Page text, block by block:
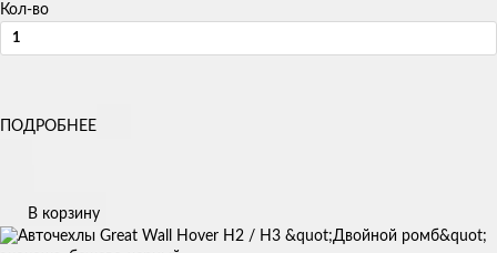
Кол-во
ПОДРОБНЕЕ
В корзину